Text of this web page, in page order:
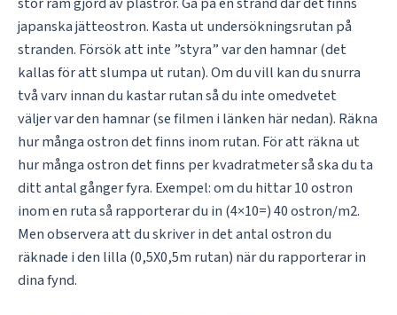
japanska jätteostron. Kasta ut undersökningsrutan på
stranden. Försök att inte ”styra” var den hamnar (det
kallas för att slumpa ut rutan). Om du vill kan du snurra
två varv innan du kastar rutan så du inte omedvetet
väljer var den hamnar (se filmen i länken här nedan). Räkna
hur många ostron det finns inom rutan. För att räkna ut
hur många ostron det finns per kvadratmeter så ska du ta
ditt antal gånger fyra. Exempel: om du hittar 10 ostron
inom en ruta så rapporterar du in (4×10=) 40 ostron/m2.
Men observera att du skriver in det antal ostron du
räknade i den lilla (0,5X0,5m rutan) när du rapporterar in
dina fynd.